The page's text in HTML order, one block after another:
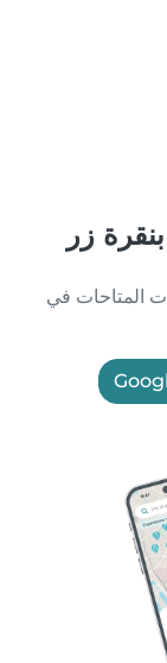
زر
المتاحات في